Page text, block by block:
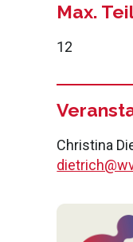
Max.
12
Christina